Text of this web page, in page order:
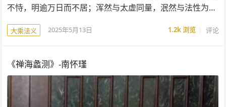
不恃，明逾万日而不居；浑然与太虚同量，泯然与法性为…
大乘法义 2025年5月13日 1.2k浏览 评论
《禅海蠡测》-南怀瑾